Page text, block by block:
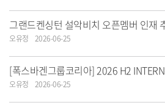
그랜드켄싱턴 설악비치 오픈멤버 인재
오유정 2026-06-25
[폭스바겐그룹코리아] 2026 H2
오유정 2026-06-25